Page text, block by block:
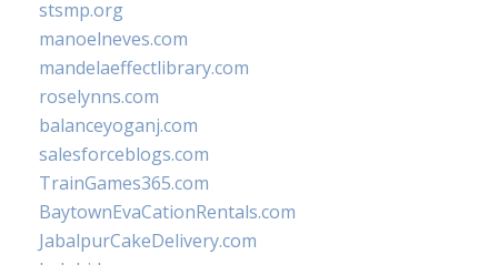
stsmp.org
manoelneves.com
mandelaeffectlibrary.com
roselynns.com
balanceyoganj.com
salesforceblogs.com
TrainGames365.com
BaytownEvaCationRentals.com
JabalpurCakeDelivery.com